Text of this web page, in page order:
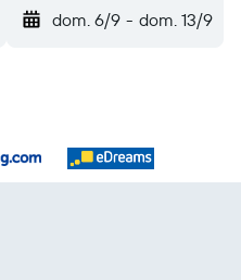
dom. 6/9 - dom. 13/9